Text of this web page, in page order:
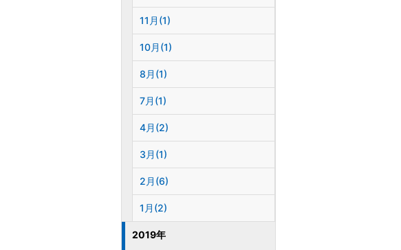
11月(1)
10月(1)
8月(1)
7月(1)
4月(2)
3月(1)
2月(6)
1月(2)
2019年